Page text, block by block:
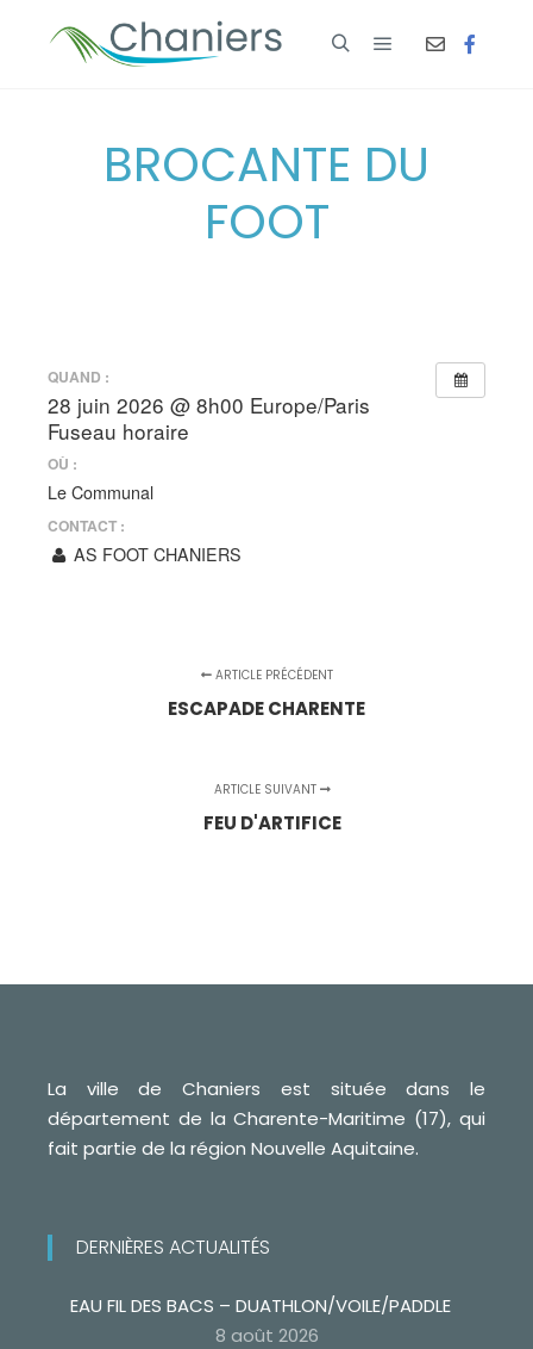
BROCANTE DU
FOOT
QUAND :
28 juin 2026 @ 8h00 Europe/Paris
Fuseau horaire
OÙ :
Le Communal
CONTACT :
AS FOOT CHANIERS
ARTICLE PRÉCÉDENT
ESCAPADE CHARENTE
ARTICLE SUIVANT
FEU D'ARTIFICE
La ville de Chaniers est située dans le
département de la Charente-Maritime (17), qui
fait partie de la région Nouvelle Aquitaine.
DERNIÈRES ACTUALITÉS
EAU FIL DES BACS – DUATHLON/VOILE/PADDLE
8 août 2026